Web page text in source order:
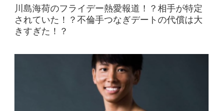
川島海荷のフライデー熱愛報道！？相手が特定
されていた！？不倫手つなぎデートの代償は大
きすぎた！？